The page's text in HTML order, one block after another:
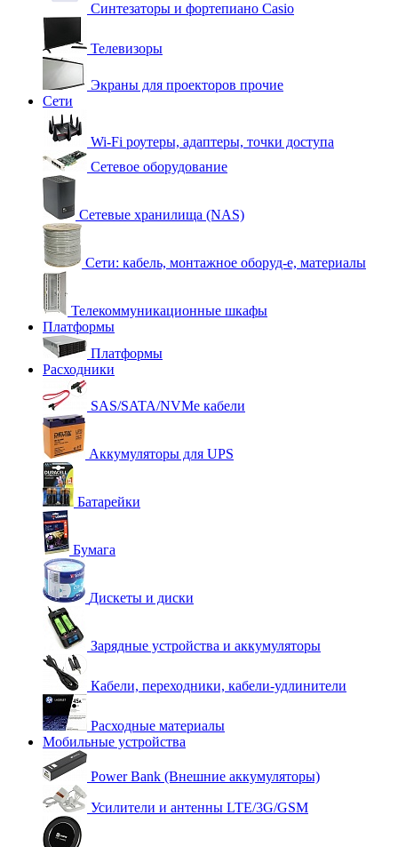
Синтезаторы и фортепиано Casio
Телевизоры
Экраны для проекторов прочие
Сети
Wi-Fi роутеры, адаптеры, точки доступа
Сетевое оборудование
Сетевые хранилища (NAS)
Сети: кабель, монтажное оборуд-е, материалы
Телекоммуникационные шкафы
Платформы
Платформы
Расходники
SAS/SATA/NVMe кабели
Аккумуляторы для UPS
Батарейки
Бумага
Дискеты и диски
Зарядные устройства и аккумуляторы
Кабели, переходники, кабели-удлинители
Расходные материалы
Мобильные устройства
Power Bank (Внешние аккумуляторы)
Усилители и антенны LTE/3G/GSM